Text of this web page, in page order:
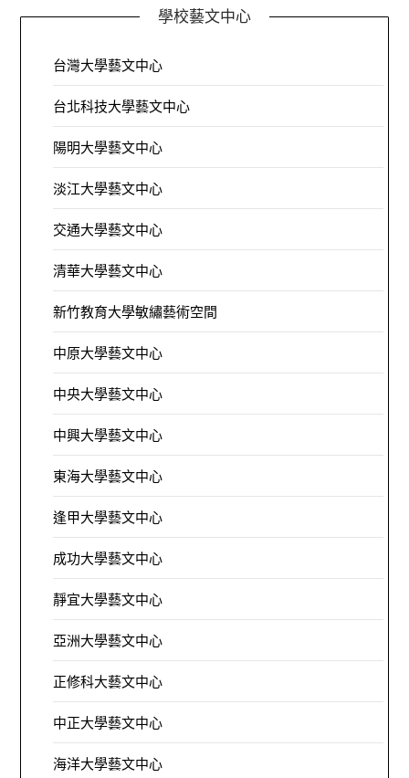
學校藝文中心
台灣大學藝文中心
台北科技大學藝文中心
陽明大學藝文中心
淡江大學藝文中心
交通大學藝文中心
清華大學藝文中心
新竹教育大學敏繡藝術空間
中原大學藝文中心
中央大學藝文中心
中興大學藝文中心
東海大學藝文中心
逢甲大學藝文中心
成功大學藝文中心
靜宜大學藝文中心
亞洲大學藝文中心
正修科大藝文中心
中正大學藝文中心
海洋大學藝文中心